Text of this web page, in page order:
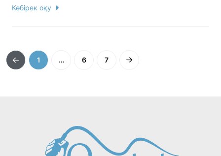
Көбірек оқу
1 … 6 7